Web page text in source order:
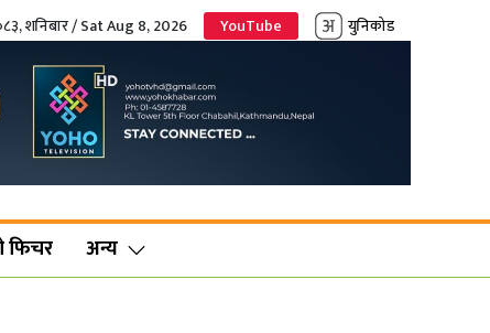
शनिबार / Sat Aug 8, 2026 YouTube युनिकोड
फिचर अन्य